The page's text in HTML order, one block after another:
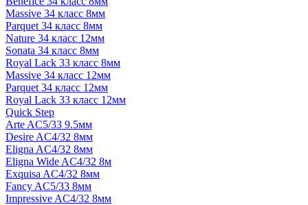
Massive 34 класс 8мм
Parquet 34 класс 8мм
Nature 34 класс 12мм
Sonata 34 класс 8мм
Royal Lack 33 класс 8мм
Massive 34 класс 12мм
Parquet 34 класс 12мм
Royal Lack 33 класс 12мм
Quick Step
Arte AC5/33 9.5мм
Desire AC4/32 8мм
Eligna AC4/32 8мм
Eligna Wide AC4/32 8м
Exquisa AC4/32 8мм
Fancy AC5/33 8мм
Impressive AC4/32 8мм